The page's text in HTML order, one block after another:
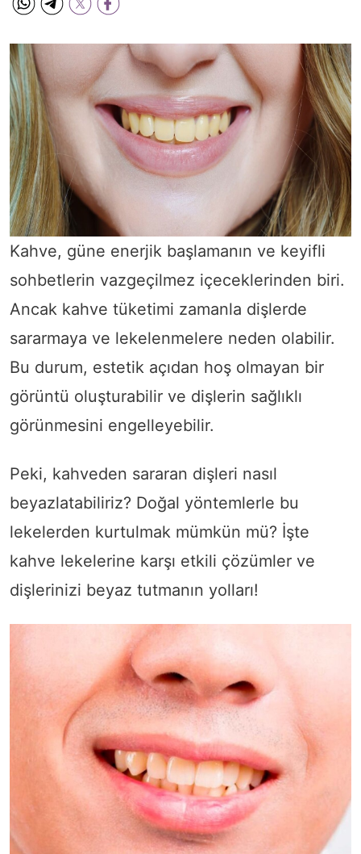
Kahve, güne enerjik başlamanın ve keyifli
sohbetlerin vazgeçilmez içeceklerinden biri.
Ancak kahve tüketimi zamanla dişlerde
sararmaya ve lekelenmelere neden olabilir.
Bu durum, estetik açıdan hoş olmayan bir
görüntü oluşturabilir ve dişlerin sağlıklı
görünmesini engelleyebilir.
Peki, kahveden sararan dişleri nasıl
beyazlatabiliriz? Doğal yöntemlerle bu
lekelerden kurtulmak mümkün mü? İşte
kahve lekelerine karşı etkili çözümler ve
dişlerinizi beyaz tutmanın yolları!